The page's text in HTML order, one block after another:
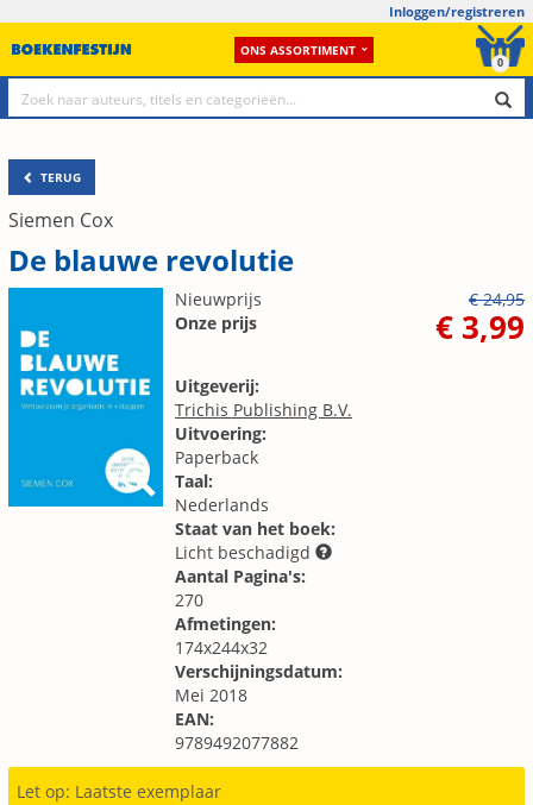
Inloggen/registreren
ONS ASSORTIMENT
0
TERUG
Siemen Cox
De blauwe revolutie
Nieuwprijs
€ 24,95
Onze prijs
€ 3,99
Uitgeverij:
Trichis Publishing B.V.
Uitvoering:
Paperback
Taal:
Nederlands
Staat van het boek:
Licht beschadigd
Aantal Pagina's:
270
Afmetingen:
174x244x32
Verschijningsdatum:
Mei 2018
EAN:
9789492077882
Let op: Laatste exemplaar